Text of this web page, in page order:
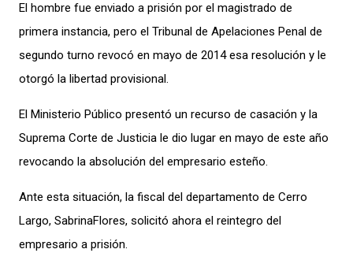
El hombre fue enviado a prisión por el magistrado de
primera instancia, pero el Tribunal de Apelaciones Penal de
segundo turno revocó en mayo de 2014 esa resolución y le
otorgó la libertad provisional.
El Ministerio Público presentó un recurso de casación y la
Suprema Corte de Justicia le dio lugar en mayo de este año
revocando la absolución del empresario esteño.
Ante esta situación, la fiscal del departamento de Cerro
Largo, SabrinaFlores, solicitó ahora el reintegro del
empresario a prisión.